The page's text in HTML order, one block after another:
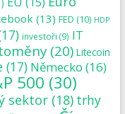
(13) FED (10) HDP
investoři (9) IT
(20) Litecoin
(17) Německo (16)
500 (30)
sektor(18) trhy